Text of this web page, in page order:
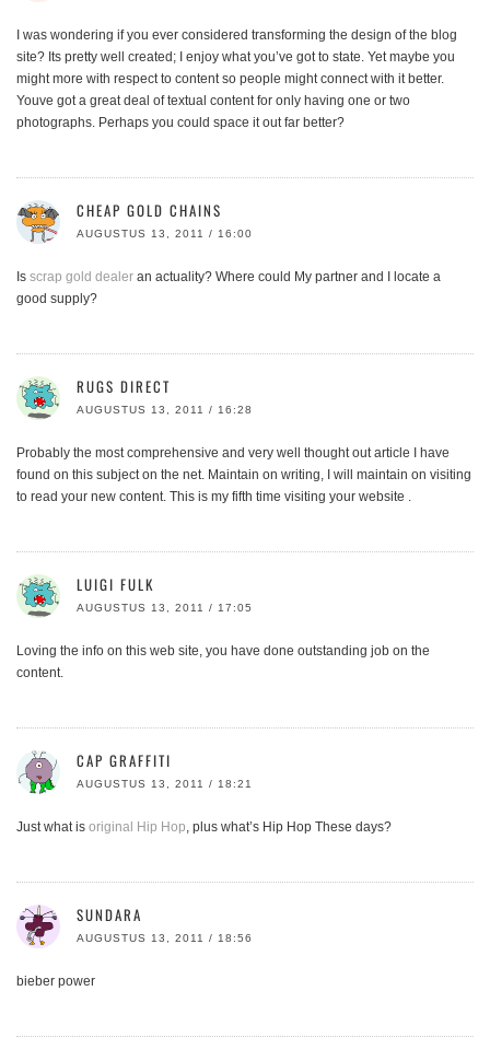
I was wondering if you ever considered transforming the design of the blog
site? Its pretty well created; I enjoy what you’ve got to state. Yet maybe you
might more with respect to content so people might connect with it better.
Youve got a great deal of textual content for only having one or two
photographs. Perhaps you could space it out far better?
CHEAP GOLD CHAINS
AUGUSTUS 13, 2011 / 16:00
Is scrap gold dealer an actuality? Where could My partner and I locate a
good supply?
RUGS DIRECT
AUGUSTUS 13, 2011 / 16:28
Probably the most comprehensive and very well thought out article I have
found on this subject on the net. Maintain on writing, I will maintain on visiting
to read your new content. This is my fifth time visiting your website .
LUIGI FULK
AUGUSTUS 13, 2011 / 17:05
Loving the info on this web site, you have done outstanding job on the
content.
CAP GRAFFITI
AUGUSTUS 13, 2011 / 18:21
Just what is original Hip Hop, plus what’s Hip Hop These days?
SUNDARA
AUGUSTUS 13, 2011 / 18:56
bieber power